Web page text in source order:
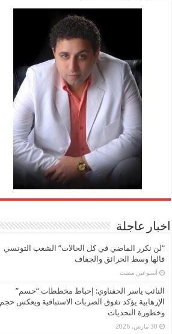
اخبار عاجلة
“لن نكرر الماضي في كل الحالات” الشعب التونسي
قالها وسط الحرائق والجفاف
‏أسبوعين مضت
النائب ياسر الحفناوي: إحباط مخططات “حسم”
الإرهابية يؤكد تفوق الضربات الاستباقية ويعكس حجم
وخطورة التحديات
30 مارس، 2026